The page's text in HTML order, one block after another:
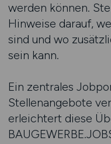
werden können.
Hinweise darauf,
sind und wo
sein kann.
Ein zentrales
Stellenangebote
erleichtert diese